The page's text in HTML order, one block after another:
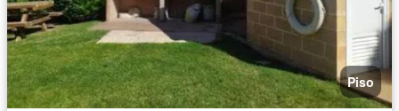
Piso